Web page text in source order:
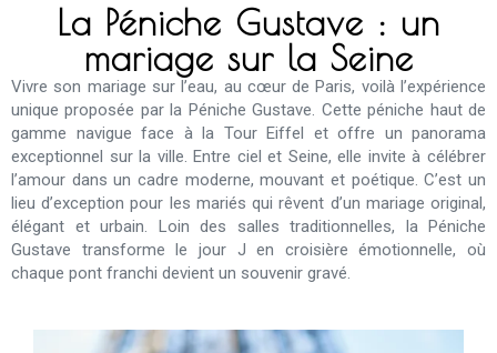
La Péniche Gustave : un
mariage sur la Seine
Vivre son mariage sur l’eau, au cœur de Paris, voilà l’expérience
unique proposée par la Péniche Gustave. Cette péniche haut de
gamme navigue face à la Tour Eiffel et offre un panorama
exceptionnel sur la ville. Entre ciel et Seine, elle invite à célébrer
l’amour dans un cadre moderne, mouvant et poétique. C’est un
lieu d’exception pour les mariés qui rêvent d’un mariage original,
élégant et urbain. Loin des salles traditionnelles, la Péniche
Gustave transforme le jour J en croisière émotionnelle, où
chaque pont franchi devient un souvenir gravé.